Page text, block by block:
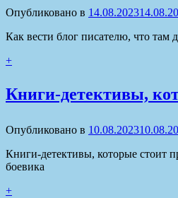
Опубликовано в 14.08.2023
Как вести блог писателю, что там
+
Книги-детективы,
Опубликовано в 10.08.2023
Книги-детективы, которые стоит
боевика
+